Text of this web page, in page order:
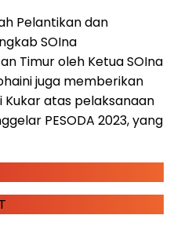
Pelantikan dan
SOIna
Timur oleh Ketua SOIna
juga memberikan
atas pelaksanaan
PESODA 2023, yang